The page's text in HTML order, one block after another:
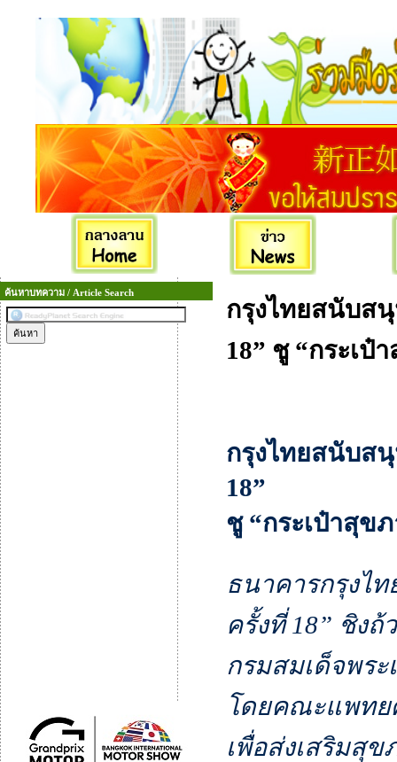
ค้นหาบทความ / Article Search
กรุงไทยสนับส
18” ชู “กระเ
กรุงไทยสนับส
18”
ชู “กระเป๋าสุข
ธนาคารกรุงไ
ครั้งที่ 18” ชิง
กรมสมเด็จพร
โดยคณะแพทย
เพื่อส่งเสริมสุ